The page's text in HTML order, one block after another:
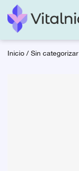
Inicio/Sin categorizar